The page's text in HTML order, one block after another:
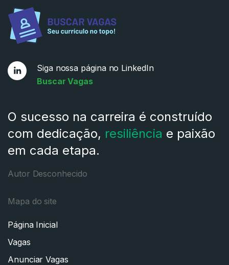
Siga nossa página no LinkedIn
Buscar Vagas
O sucesso na carreira é construído
com dedicação, resiliência e paixão
em cada etapa.
Autor Desconhecido
Mapa do site
Página Inicial
Vagas
Anunciar Vagas